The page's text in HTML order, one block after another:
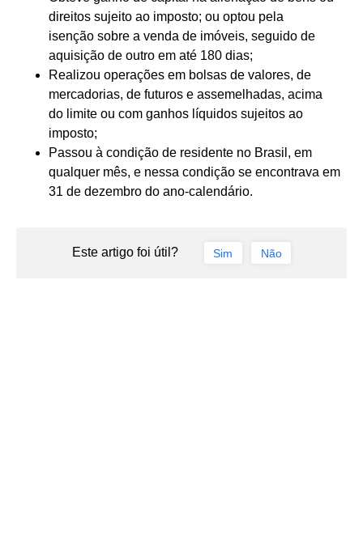
direitos sujeito ao imposto; ou optou pela
isenção sobre a venda de imóveis, seguido de
aquisição de outro em até 180 dias;
Realizou operações em bolsas de valores, de
mercadorias, de futuros e assemelhadas, acima
do limite ou com ganhos líquidos sujeitos ao
imposto;
Passou à condição de residente no Brasil, em
qualquer mês, e nessa condição se encontrava em
31 de dezembro do ano-calendário.
Este artigo foi útil? Sim Não